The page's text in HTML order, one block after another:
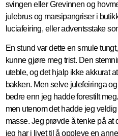
svingen eller Grevinnen og
julebrus og marsipangriser i
luciafeiring, eller adventsstake
En stund var dette en smule
kunne gjøre meg trist. Den
uteble, og det hjalp ikke akkurat
bakken. Men selve julefeiringa
bedre enn jeg hadde forestilt
men utenom det hadde jeg
masse. Jeg prøvde å tenke på at
jeg har i livet til å oppleve en